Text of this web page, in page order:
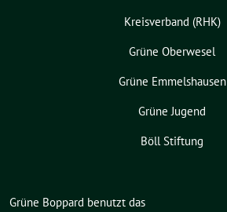
Kreisverband (RHK)
Grüne Oberwesel
Grüne Emmelshausen
Grüne Jugend
Böll Stiftung
Grüne Boppard benutzt das